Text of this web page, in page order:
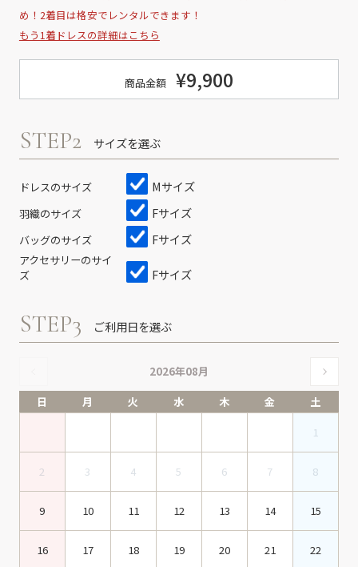
め！2着目は格安でレンタルできます！
もう1着ドレスの詳細はこちら
商品金額 ¥9,900
STEP2 サイズを選ぶ
ドレスのサイズ Mサイズ
羽織のサイズ Fサイズ
バッグのサイズ Fサイズ
アクセサリーのサイ
ズ
Fサイズ
STEP3 ご利用日を選ぶ
2026年08月
日
月 火 水 木 金
土
1
2 3 4 5 6 7 8
9 10 11 12 13 14 15
16 17 18 19 20 21 22